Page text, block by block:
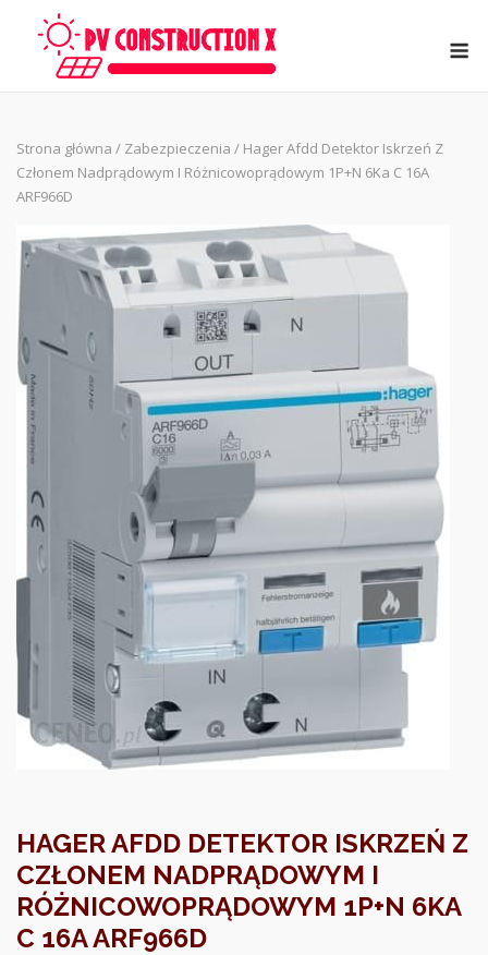
Strona główna / Zabezpieczenia / Hager Afdd Detektor Iskrzeń Z
Członem Nadprądowym I Różnicowoprądowym 1P+N 6Ka C 16A
ARF966D
HAGER AFDD DETEKTOR ISKRZEŃ Z
CZŁONEM NADPRĄDOWYM I
RÓŻNICOWOPRĄDOWYM 1P+N 6KA
C 16A ARF966D